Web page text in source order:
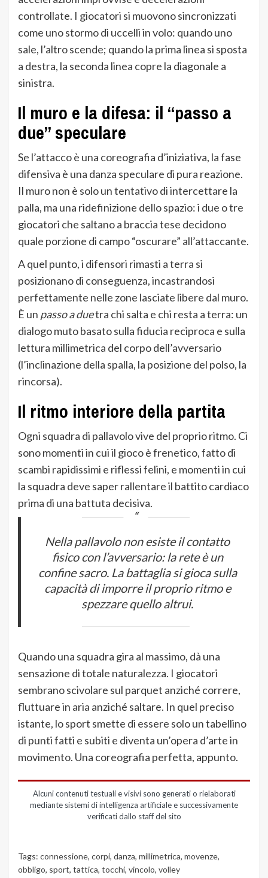
controllate. I giocatori si muovono sincronizzati
come uno stormo di uccelli in volo: quando uno
sale, l’altro scende; quando la prima linea si sposta
a destra, la seconda linea copre la diagonale a
sinistra.
Il muro e la difesa: il “passo a
due” speculare
Se l’attacco è una coreografia d’iniziativa, la fase
difensiva è una danza speculare di pura reazione.
Il muro non è solo un tentativo di intercettare la
palla, ma una ridefinizione dello spazio: i due o tre
giocatori che saltano a braccia tese decidono
quale porzione di campo “oscurare” all’attaccante.
A quel punto, i difensori rimasti a terra si
posizionano di conseguenza, incastrandosi
perfettamente nelle zone lasciate libere dal muro.
È un passo a duetra chi salta e chi resta a terra: un
dialogo muto basato sulla fiducia reciproca e sulla
lettura millimetrica del corpo dell’avversario
(l’inclinazione della spalla, la posizione del polso, la
rincorsa).
Il ritmo interiore della partita
Ogni squadra di pallavolo vive del proprio ritmo. Ci
sono momenti in cui il gioco è frenetico, fatto di
scambi rapidissimi e riflessi felini, e momenti in cui
la squadra deve saper rallentare il battito cardiaco
prima di una battuta decisiva.
Nella pallavolo non esiste il contatto
fisico con l’avversario: la rete è un
confine sacro. La battaglia si gioca sulla
capacità di imporre il proprio ritmo e
spezzare quello altrui.
Quando una squadra gira al massimo, dà una
sensazione di totale naturalezza. I giocatori
sembrano scivolare sul parquet anziché correre,
fluttuare in aria anziché saltare. In quel preciso
istante, lo sport smette di essere solo un tabellino
di punti fatti e subiti e diventa un’opera d’arte in
movimento. Una coreografia perfetta, appunto.
Alcuni contenuti testuali e visivi sono generati o rielaborati
mediante sistemi di intelligenza artificiale e successivamente
verificati dallo staff del sito
Tags: connessione, corpi, danza, millimetrica, movenze,
obbligo, sport, tattica, tocchi, vincolo, volley